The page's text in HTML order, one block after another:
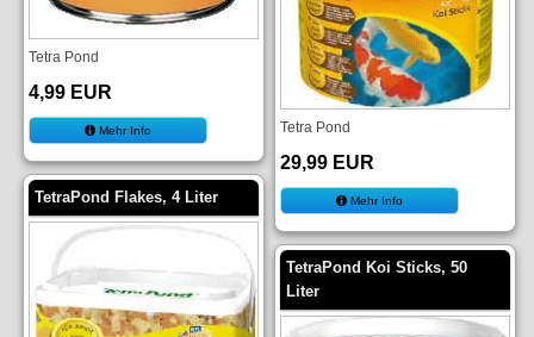
Tetra Pond
4,99 EUR
Mehr Info
TetraPond Flakes, 4 Liter
Tetra Pond
29,99 EUR
Mehr Info
TetraPond Koi Sticks, 50
Liter